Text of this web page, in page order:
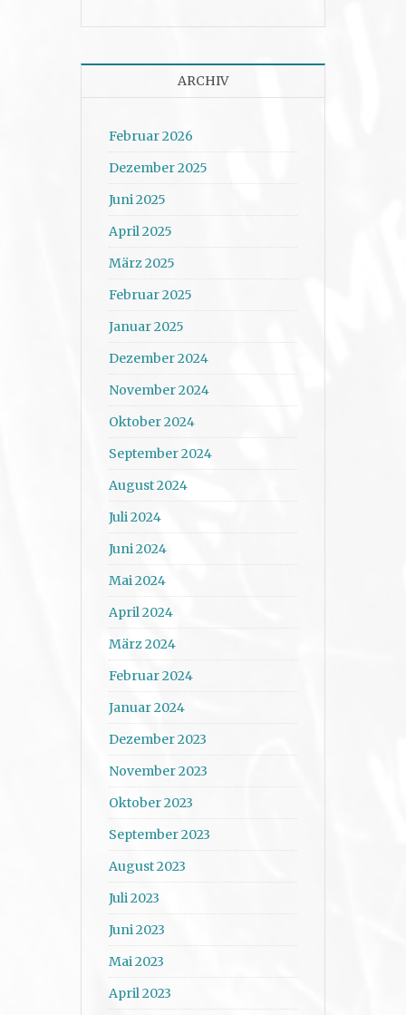
ARCHIV
Februar 2026
Dezember 2025
Juni 2025
April 2025
März 2025
Februar 2025
Januar 2025
Dezember 2024
November 2024
Oktober 2024
September 2024
August 2024
Juli 2024
Juni 2024
Mai 2024
April 2024
März 2024
Februar 2024
Januar 2024
Dezember 2023
November 2023
Oktober 2023
September 2023
August 2023
Juli 2023
Juni 2023
Mai 2023
April 2023